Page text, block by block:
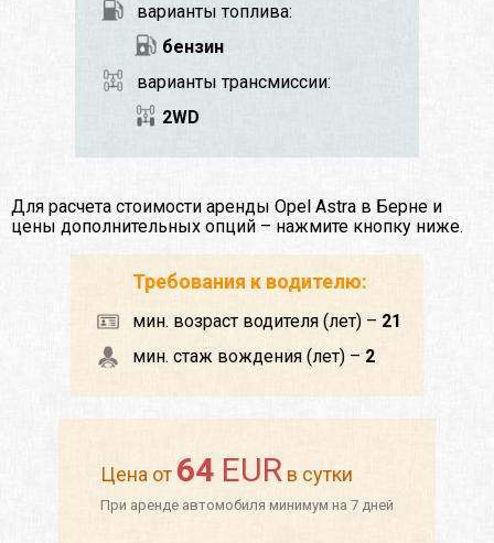
варианты топлива:
бензин
варианты трансмиссии:
2WD
Для расчета стоимости аренды Opel Astra в Берне и
цены дополнительных опций – нажмите кнопку ниже.
Требования к водителю:
мин. возраст водителя (лет) – 21
мин. стаж вождения (лет) – 2
Цена от 64 EURв сутки
При аренде автомобиля минимум на 7 дней